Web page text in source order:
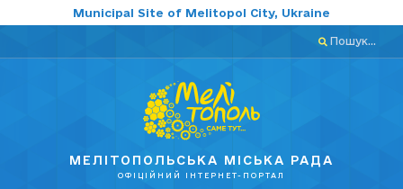
Municipal Site of Melitopol City, Ukraine
Пошук...
МЕЛІТОПОЛЬСЬКА МІСЬКА РАДА
ОФІЦІЙНИЙ ІНТЕРНЕТ-ПОРТАЛ